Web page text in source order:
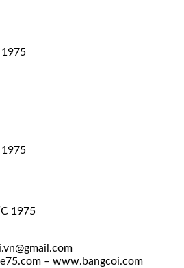
1975
1975
1975
– www.bangcoi.com